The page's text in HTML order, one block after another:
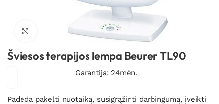
Spustelėkite, kad padidintumėte
Šviesos terapijos lempa Beurer TL90
Garantija: 24mėn.
Padeda pakelti nuotaiką, susigrąžinti darbingumą, įveikti